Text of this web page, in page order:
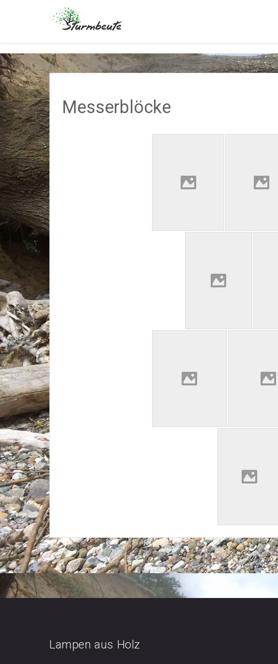
Sturmbeute
Messerblöcke
Lampen aus Holz